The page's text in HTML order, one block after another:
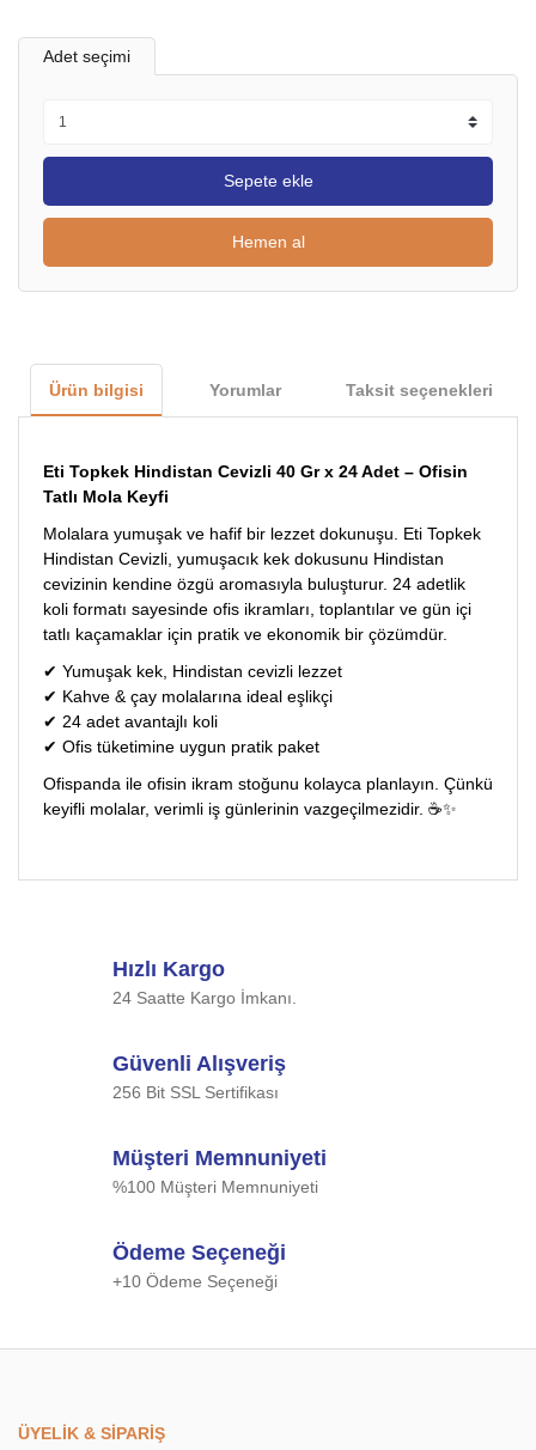
Adet seçimi
Sepete ekle
Hemen al
Ürün bilgisi Yorumlar Taksit seçenekleri
Eti Topkek Hindistan Cevizli 40 Gr x 24 Adet – Ofisin
Tatlı Mola Keyfi
Molalara yumuşak ve hafif bir lezzet dokunuşu. Eti Topkek
Hindistan Cevizli, yumuşacık kek dokusunu Hindistan
cevizinin kendine özgü aromasıyla buluşturur. 24 adetlik
koli formatı sayesinde ofis ikramları, toplantılar ve gün içi
tatlı kaçamaklar için pratik ve ekonomik bir çözümdür.
✔ Yumuşak kek, Hindistan cevizli lezzet
✔ Kahve & çay molalarına ideal eşlikçi
✔ 24 adet avantajlı koli
✔ Ofis tüketimine uygun pratik paket
Ofispanda ile ofisin ikram stoğunu kolayca planlayın. Çünkü
keyifli molalar, verimli iş günlerinin vazgeçilmezidir. ☕✨
Yorum Yaz
Bu ürünün fiyat bilgisi, resim, ürün açıklamalarında ve diğer
Ürün resmi kalitesiz, bozuk veya görüntülenemiyor.
Ürün bilgilerinde hatalar bulunuyor.
Bu ürüne benzer farklı alternatifler olmalı.
Hızlı Kargo
24 Saatte Kargo İmkanı.
Güvenli Alışveriş
256 Bit SSL Sertifikası
Müşteri Memnuniyeti
%100 Müşteri Memnuniyeti
Ödeme Seçeneği
+10 Ödeme Seçeneği
ÜYELİK & SİPARİŞ